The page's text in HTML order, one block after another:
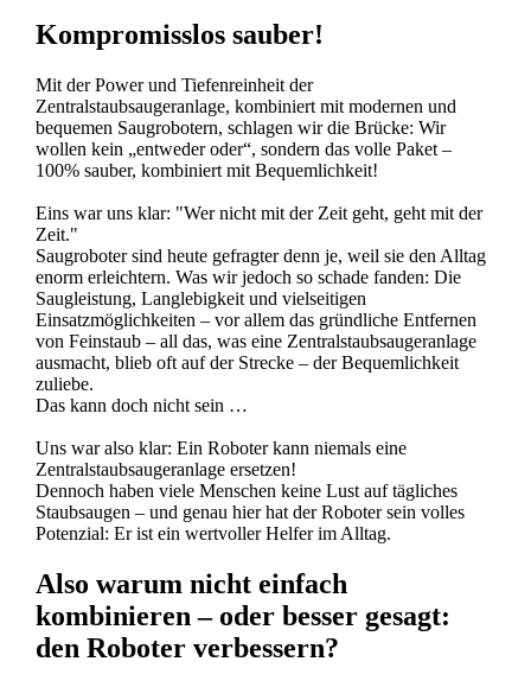
Kompromisslos sauber!
Mit der Power und Tiefenreinheit der
Zentralstaubsaugeranlage, kombiniert mit modernen und
bequemen Saugrobotern, schlagen wir die Brücke: Wir
wollen kein „entweder oder“, sondern das volle Paket –
100% sauber, kombiniert mit Bequemlichkeit!
Eins war uns klar: "Wer nicht mit der Zeit geht, geht mit der
Zeit."
Saugroboter sind heute gefragter denn je, weil sie den Alltag
enorm erleichtern. Was wir jedoch so schade fanden: Die
Saugleistung, Langlebigkeit und vielseitigen
Einsatzmöglichkeiten – vor allem das gründliche Entfernen
von Feinstaub – all das, was eine Zentralstaubsaugeranlage
ausmacht, blieb oft auf der Strecke – der Bequemlichkeit
zuliebe.
Das kann doch nicht sein …
Uns war also klar: Ein Roboter kann niemals eine
Zentralstaubsaugeranlage ersetzen!
Dennoch haben viele Menschen keine Lust auf tägliches
Staubsaugen – und genau hier hat der Roboter sein volles
Potenzial: Er ist ein wertvoller Helfer im Alltag.
Also warum nicht einfach
kombinieren – oder besser gesagt:
den Roboter verbessern?